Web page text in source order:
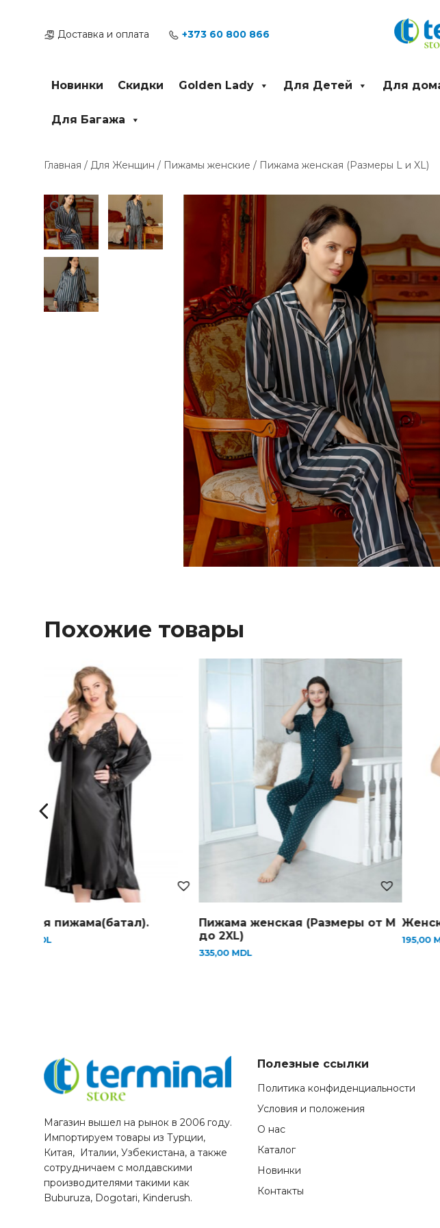
содержимомуДоставка и оплата +373 60 800 866
Новинки Скидки Golden Lady Для Детей Для
Для Багажа
Главная / Для Женщин / Пижамы женские / Пижама женская (Размеры L и XL)
Похожие товары
пижама(батал).
MDL
Пижама женская (Размеры от M
до 2XL)
335,00 MDL
195,00
Магазин вышел на рынок в 2006 году.
Импортируем товары из Турции,
Китая, Италии, Узбекистана, а также
сотрудничаем с молдавскими
производителями такими как
Buburuza, Dogotari, Kinderush.
Полезные ссылки
Политика конфиденциальности
Условия и положения
О нас
Каталог
Новинки
Контакты